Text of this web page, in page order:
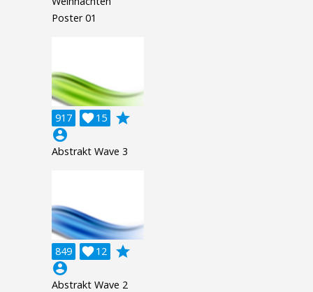
Poster 01
917 15

grade
account_circle
Abstrakt Wave 3
849 12

grade
account_circle
Abstrakt Wave 2